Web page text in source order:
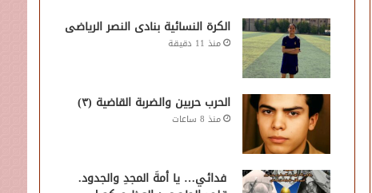
الكرة النسائية بنادى النصر الرياضى
منذ 11 دقيقة
الحرب حربين والضربة القاضية (٣)
منذ 8 ساعات
فدائي… يا أمةَ المجدِ والجدود.